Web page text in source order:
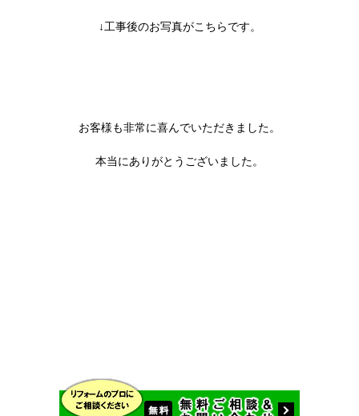
↓工事後のお写真がこちらです。
お客様も非常に喜んでいただきました。
本当にありがとうございました。